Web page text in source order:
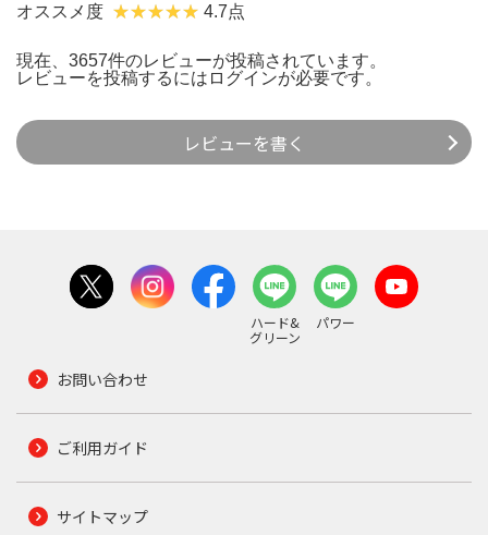
オススメ度 4.7点
現在、3657件のレビューが投稿されています。
レビューを投稿するには ログインが必要です。
レビューを書く
ハード&
グリーン
パワー
お問い合わせ
ご利用ガイド
サイトマップ